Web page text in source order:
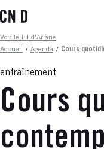
au
principal
Fil d'ariane
Voir le Fil d'Ariane
Accueil
/ Agenda / Cours
entraînement
Cours